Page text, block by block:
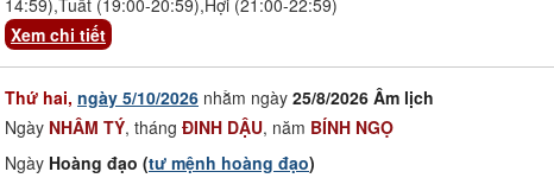
Xem chi tiết
Thứ hai, ngày 5/10/2026 nhằm ngày 25/8/2026 Âm lịch
Ngày NHÂM TÝ, tháng ĐINH DẬU, năm BÍNH NGỌ
Ngày Hoàng đạo (tư mệnh hoàng đạo)